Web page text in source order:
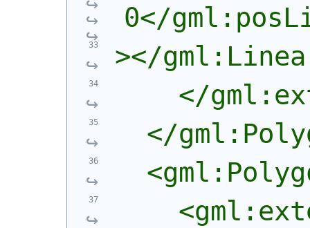
0</
></
</
</